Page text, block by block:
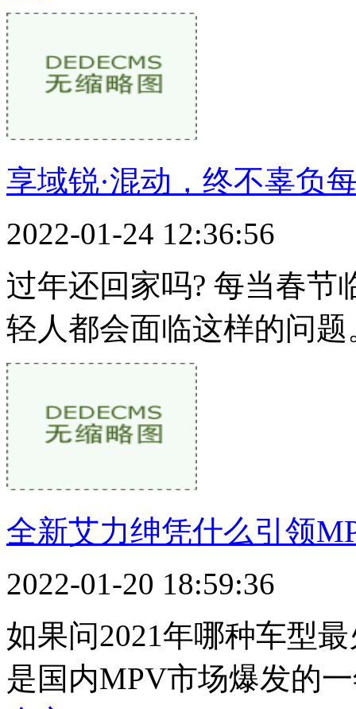
享域锐·混动，终不辜负
2022-01-24 12:36:56
过年还回家吗? 每当春节
轻人都会面临这样的问
全新艾力绅凭什么引领
2022-01-20 18:59:36
如果问2021年哪种车型
是国内MPV市场爆发的